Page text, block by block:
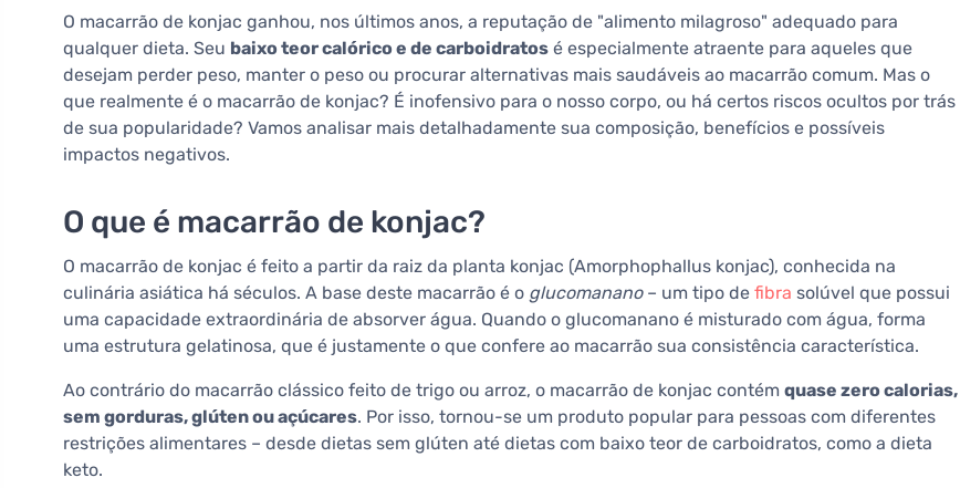
O macarrão de konjac ganhou, nos últimos anos, a reputação de "alimento milagroso" adequado para
qualquer dieta. Seu baixo teor calórico e de carboidratos é especialmente atraente para aqueles que
desejam perder peso, manter o peso ou procurar alternativas mais saudáveis ao macarrão comum. Mas o
que realmente é o macarrão de konjac? É inofensivo para o nosso corpo, ou há certos riscos ocultos por trás
de sua popularidade? Vamos analisar mais detalhadamente sua composição, benefícios e possíveis
impactos negativos.
O que é macarrão de konjac?
O macarrão de konjac é feito a partir da raiz da planta konjac (Amorphophallus konjac), conhecida na
culinária asiática há séculos. A base deste macarrão é o glucomanano– um tipo de fibra solúvel que possui
uma capacidade extraordinária de absorver água. Quando o glucomanano é misturado com água, forma
uma estrutura gelatinosa, que é justamente o que confere ao macarrão sua consistência característica.
Ao contrário do macarrão clássico feito de trigo ou arroz, o macarrão de konjac contém quase zero calorias,
sem gorduras, glúten ou açúcares. Por isso, tornou-se um produto popular para pessoas com diferentes
restrições alimentares – desde dietas sem glúten até dietas com baixo teor de carboidratos, como a dieta
keto.